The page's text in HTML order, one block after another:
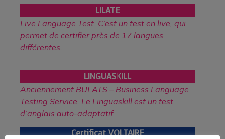
LILATE
Live Language Test. C’est un test en live, qui
permet de certifier près de 17 langues
différentes.
LINGUASKILL
Anciennement BULATS – Business Language
Testing Service. Le Linguaskill est un test
d’anglais auto-adaptatif
Certificat VOLTAIRE